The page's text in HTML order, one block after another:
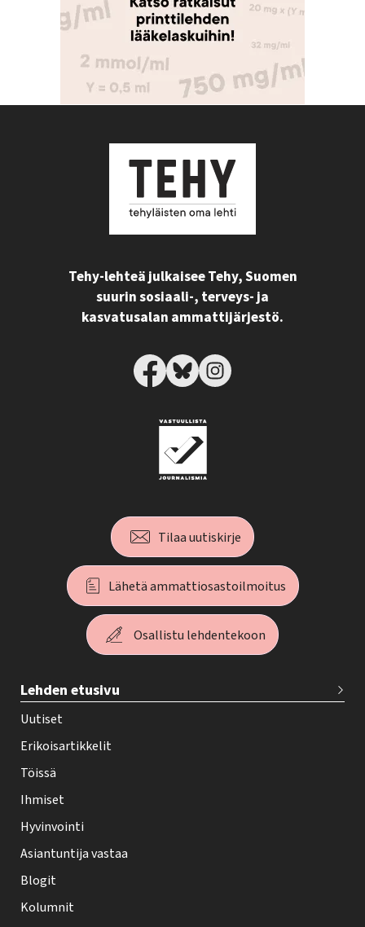
Tehy-lehteä julkaisee Tehy, Suomen
suurin sosiaali-, terveys- ja
kasvatusalan ammattijärjestö.
Tilaa uutiskirje
Lähetä ammattiosastoilmoitus
Osallistu lehdentekoon
e
h
y
-
e
h
t
i
f
Lehden etusivu
Uutiset
Erikoisartikkelit
Töissä
Ihmiset
Hyvinvointi
Asiantuntija vastaa
Blogit
Kolumnit